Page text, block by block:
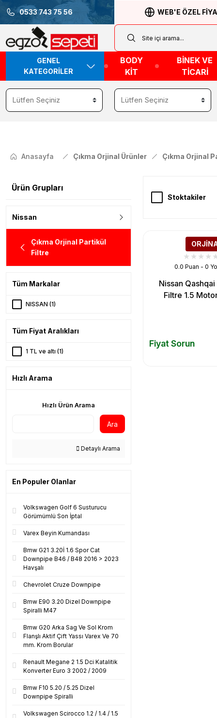
0533 743 75 56 WEB'E ÖZEL
GENEL
KATEGORİLER
BODY
KİT
BİNEK VE
TİCARİ
Anasayfa Çıkma Orjinal Ürünler Çıkma Orjinal
Ürün Grupları
Nissan
Çıkma Orjinal Partikül
Filtre
Tüm Markalar
NISSAN (1)
Tüm Fiyat Aralıkları
1 TL ve altı (1)
Hızlı Arama
Hızlı Ürün Arama
Ara
Detaylı Arama
En Populer Olanlar
Volkswagen Golf 6 Susturucu
Görümümlü Son İptal
Varex Beyin Kumandası
Bmw G21 3.20İ 1.6 Spor Cat
Downpipe B46 / B48 2016 > 2023
Havşalı
Chevrolet Cruze Downpipe
Bmw E90 3.20 Dizel Downpipe
Spiralli M47
Bmw G20 Arka Sag Ve Sol Krom
Flanşlı Aktif Çift Yassı Varex Ve 70
mm. Krom Borular
Renault Megane 2 1.5 Dci Katalitik
Konverter Euro 3 2002 / 2009
Bmw F10 5.20 / 5.25 Dizel
Downpipe Spiralli
Volkswagen Scirocco 1.2 / 1.4 / 1.5
Stoktakiler
0.0 Puan - 0
Nissan
Filtre 1.5
Fiyat Sorun